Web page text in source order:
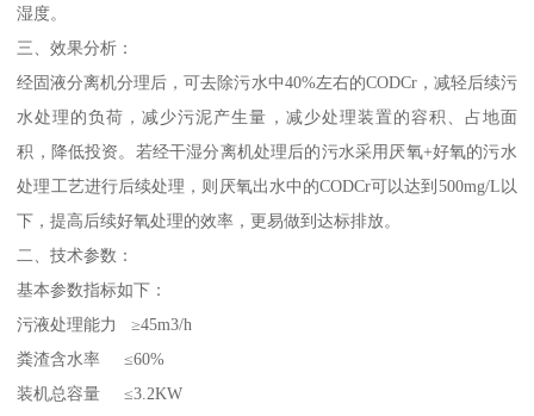
湿度。
三、效果分析：
经固液分离机分理后，可去除污水中40%左右的CODCr，减轻后续污
水处理的负荷，减少污泥产生量，减少处理装置的容积、占地面
积，降低投资。若经干湿分离机处理后的污水采用厌氧+好氧的污水
处理工艺进行后续处理，则厌氧出水中的CODCr可以达到500mg/L以
下，提高后续好氧处理的效率，更易做到达标排放。
二、技术参数：
基本参数指标如下：
污液处理能力 ≥45m3/h
粪渣含水率 ≤60%
装机总容量 ≤3.2KW